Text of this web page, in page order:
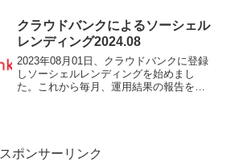
料振込が月末締め翌...
クラウドバンクによるソーシェル
レンディング2024.08
2023年08月01日、クラウドバンクに登録
しソーシェルレンディングを始めまし
た。これから毎月、運用結果の報告をし
スポンサーリンク